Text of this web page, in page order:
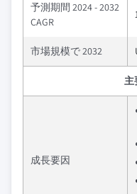
予測期間 2024 - 2032
CAGR
市場規模で 2032
主
成長要因